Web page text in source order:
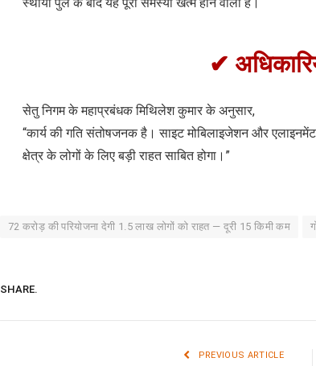
✔
सेतु निगम के महाप्रबंधक मिथिलेश कुमार के अनुसार,
“कार्य की गति संतोषजनक है। साइट मोबिलाइजेशन और
क्षेत्र के लोगों के लिए बड़ी राहत साबित होगा।”
72 करोड़ की परियोजना देगी 1.5 लाख लोगों को राहत — दूरी 15 किमी कम
SHARE.
PREVIOUS ARTICLE